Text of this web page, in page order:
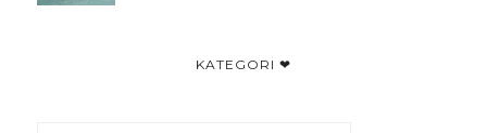
KATEGORI ❤